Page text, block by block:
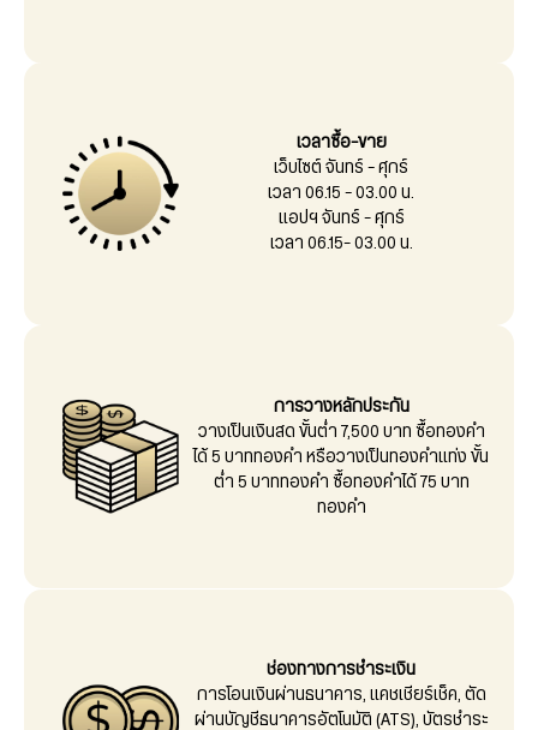
เวลาซื้อ-ขาย
เว็บไซต์ จันทร์ - ศุกร์
เวลา 06.15 - 03.00 น.
แอปฯ จันทร์ – ศุกร์
เวลา 06.15– 03.00 น.
การวางหลักประกัน
วางเป็นเงินสด ขั้นต่ำ 7,500 บาท ซื้อทองคำ
ได้ 5 บาททองคำ หรือวางเป็นทองคำแท่ง ขั้น
ต่ำ 5 บาททองคำ ซื้อทองคำได้ 75 บาท
ทองคำ
ช่องทางการชำระเงิน
การโอนเงินผ่านธนาคาร, แคชเชียร์เช็ค, ตัด
ผ่านบัญชีธนาคารอัตโนมัติ (ATS), บัตรชำระ